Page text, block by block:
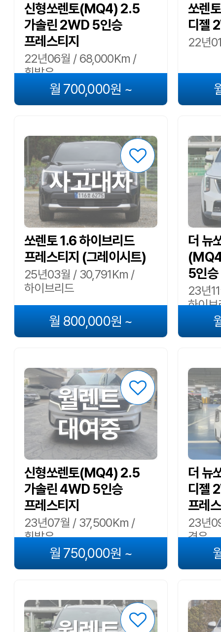
신형쏘렌토(MQ4) 2.5
가솔린 2WD 5인승
프레스티지
22년06월 / 68,000Km /
휘발유
월 700,000원 ~
쏘렌
디젤
22년
사고대차
쏘렌토 1.6 하이브리드
프레스티지 (그레이시트)
25년03월 / 30,791Km /
하이브리드
월 800,000원 ~
더 뉴
5인승
23년
하이브
월렌트
대여중
신형쏘렌토(MQ4) 2.5
가솔린 4WD 5인승
프레스티지
23년07월 / 37,500Km /
휘발유
월 750,000원 ~
더 뉴
디젤
프레
23년
경유